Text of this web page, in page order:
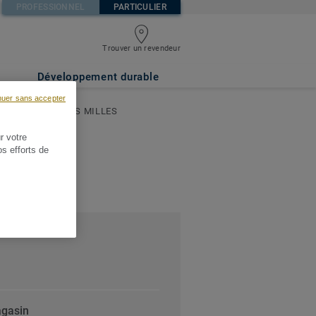
PROFESSIONNEL PARTICULIER
Trouver un revendeur
Développement durable
MACLOU - AIX LES MILLES
votre
efforts de
sans accepter